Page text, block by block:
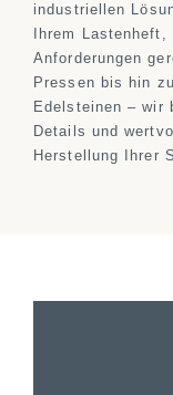
industriellen
Ihrem
Anforderungen
Pressen bis hin
Edelsteinen – wir
Details und
Herstellung Ihrer